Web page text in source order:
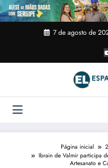
Pular
para
o
7 de agosto de
Página inicial
Ibrain de Valmir participa
Artesanato e